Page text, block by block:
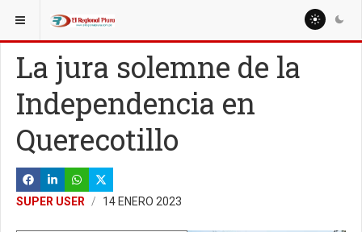
ESTÁ AQUÍ: COLUMNISTAS
La jura solemne de la
Independencia en
Querecotillo
SUPER USER 14 ENERO 2023